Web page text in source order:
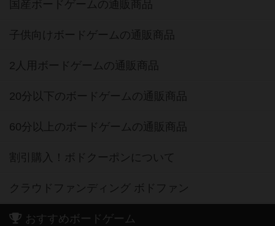
国産ボードゲームの通販商品
子供向けボードゲームの通販商品
2人用ボードゲームの通販商品
20分以下のボードゲームの通販商品
60分以上のボードゲームの通販商品
割引購入！ボドクーポンについて
クラウドファンディング ボドファン
おすすめボードゲーム